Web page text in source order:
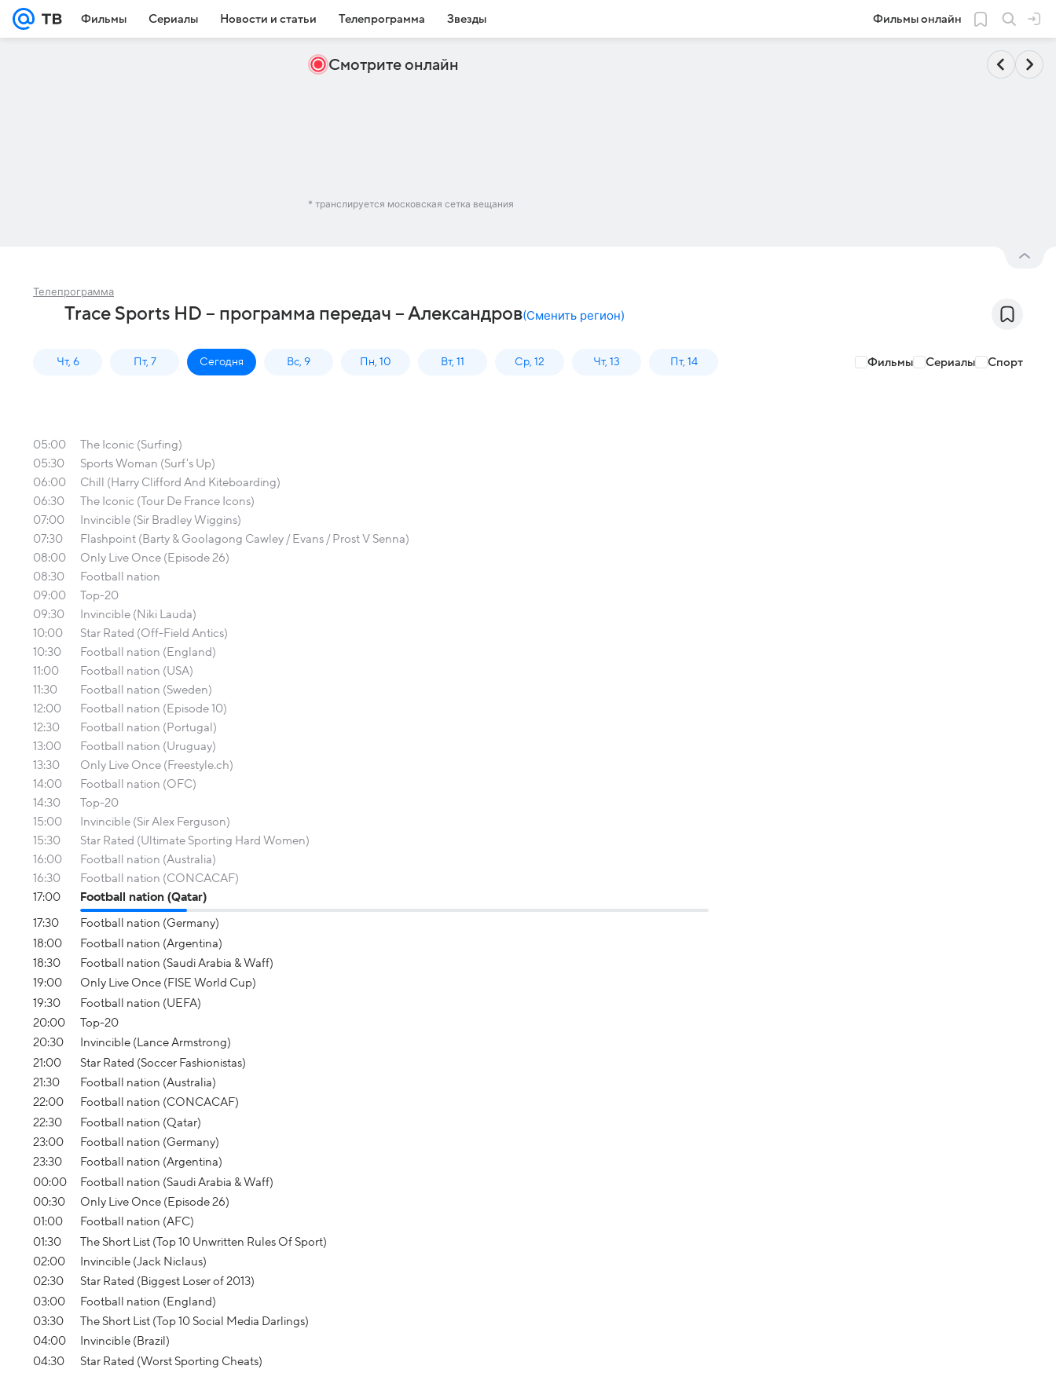
Фильмы Сериалы Новости и статьи Телепрограмма Звезды Фильмы онлайн
Смотрите онлайн
* транслируется московская сетка вещания
Телепрограмма
Trace Sports HD – программа передач – Александров(Сменить регион)
Чт, 6 Пт, 7 Сегодня Вс, 9 Пн, 10 Вт, 11 Ср, 12 Чт, 13 Пт, 14 Фильмы Сериалы Спорт
05:00
The Iconic (Surfing)
05:30
Sports Woman (Surf's Up)
06:00
Chill (Harry Clifford And Kiteboarding)
06:30
The Iconic (Tour De France Icons)
07:00
Invincible (Sir Bradley Wiggins)
07:30
Flashpoint (Barty & Goolagong Cawley / Evans / Prost V Senna)
08:00
Only Live Once (Episode 26)
08:30
Football nation
09:00
Top-20
09:30
Invincible (Niki Lauda)
10:00
Star Rated (Off-Field Antics)
10:30
Football nation (England)
11:00
Football nation (USA)
11:30
Football nation (Sweden)
12:00
Football nation (Episode 10)
12:30
Football nation (Portugal)
13:00
Football nation (Uruguay)
13:30
Only Live Once (Freestyle.ch)
14:00
Football nation (OFC)
14:30
Top-20
15:00
Invincible (Sir Alex Ferguson)
15:30
Star Rated (Ultimate Sporting Hard Women)
16:00
Football nation (Australia)
16:30
Football nation (CONCACAF)
17:00
Football nation (Qatar)
17:30
Football nation (Germany)
18:00
Football nation (Argentina)
18:30
Football nation (Saudi Arabia & Waff)
19:00
Only Live Once (FISE World Cup)
19:30
Football nation (UEFA)
20:00
Top-20
20:30
Invincible (Lance Armstrong)
21:00
Star Rated (Soccer Fashionistas)
21:30
Football nation (Australia)
22:00
Football nation (CONCACAF)
22:30
Football nation (Qatar)
23:00
Football nation (Germany)
23:30
Football nation (Argentina)
00:00
Football nation (Saudi Arabia & Waff)
00:30
Only Live Once (Episode 26)
01:00
Football nation (AFC)
01:30
The Short List (Top 10 Unwritten Rules Of Sport)
02:00
Invincible (Jack Niclaus)
02:30
Star Rated (Biggest Loser of 2013)
03:00
Football nation (England)
03:30
The Short List (Top 10 Social Media Darlings)
04:00
Invincible (Brazil)
04:30
Star Rated (Worst Sporting Cheats)